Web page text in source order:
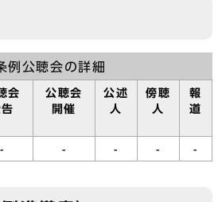
例公聴会の詳細
会
公聴会
開催
公述
人
傍聴
人
報
道
- - - - -